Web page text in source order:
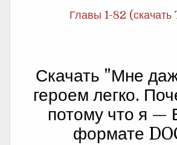
Главы 1-82 (скачать
Скачать "Мне
героем легко.
потому что я —
формате